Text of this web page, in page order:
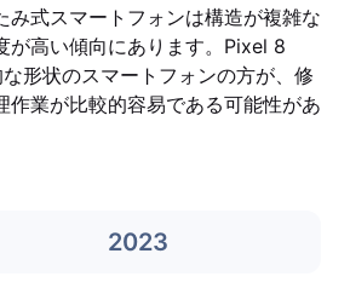
み式スマートフォンは構造が複雑な
が高い傾向にあります。Pixel 8
形状のスマートフォンの方が、修
作業が比較的容易である可能性があ
2023